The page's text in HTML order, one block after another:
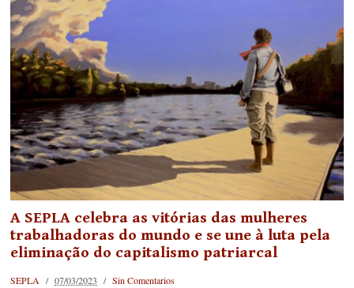
A SEPLA celebra as vitórias das mulheres
trabalhadoras do mundo e se une à luta pela
eliminação do capitalismo patriarcal
SEPLA 07/03/2023 Sin Comentarios